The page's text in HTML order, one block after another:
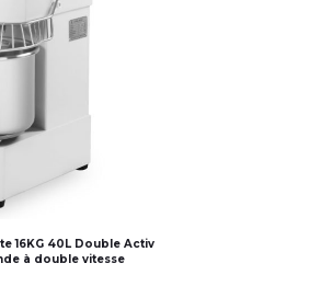
16KG 40L Double Activ
à double vitesse